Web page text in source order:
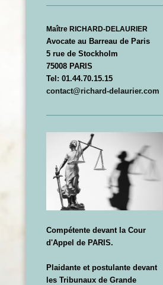
Maître RICHARD-DELAURIER
Avocate au Barreau de Paris
5 rue de Stockholm
75008 PARIS
Tel: 01.44.70.15.15
contact@richard-delaurier.com
Compétente devant la Cour
d'Appel de PARIS.
Plaidante et postulante devant
les Tribunaux de Grande